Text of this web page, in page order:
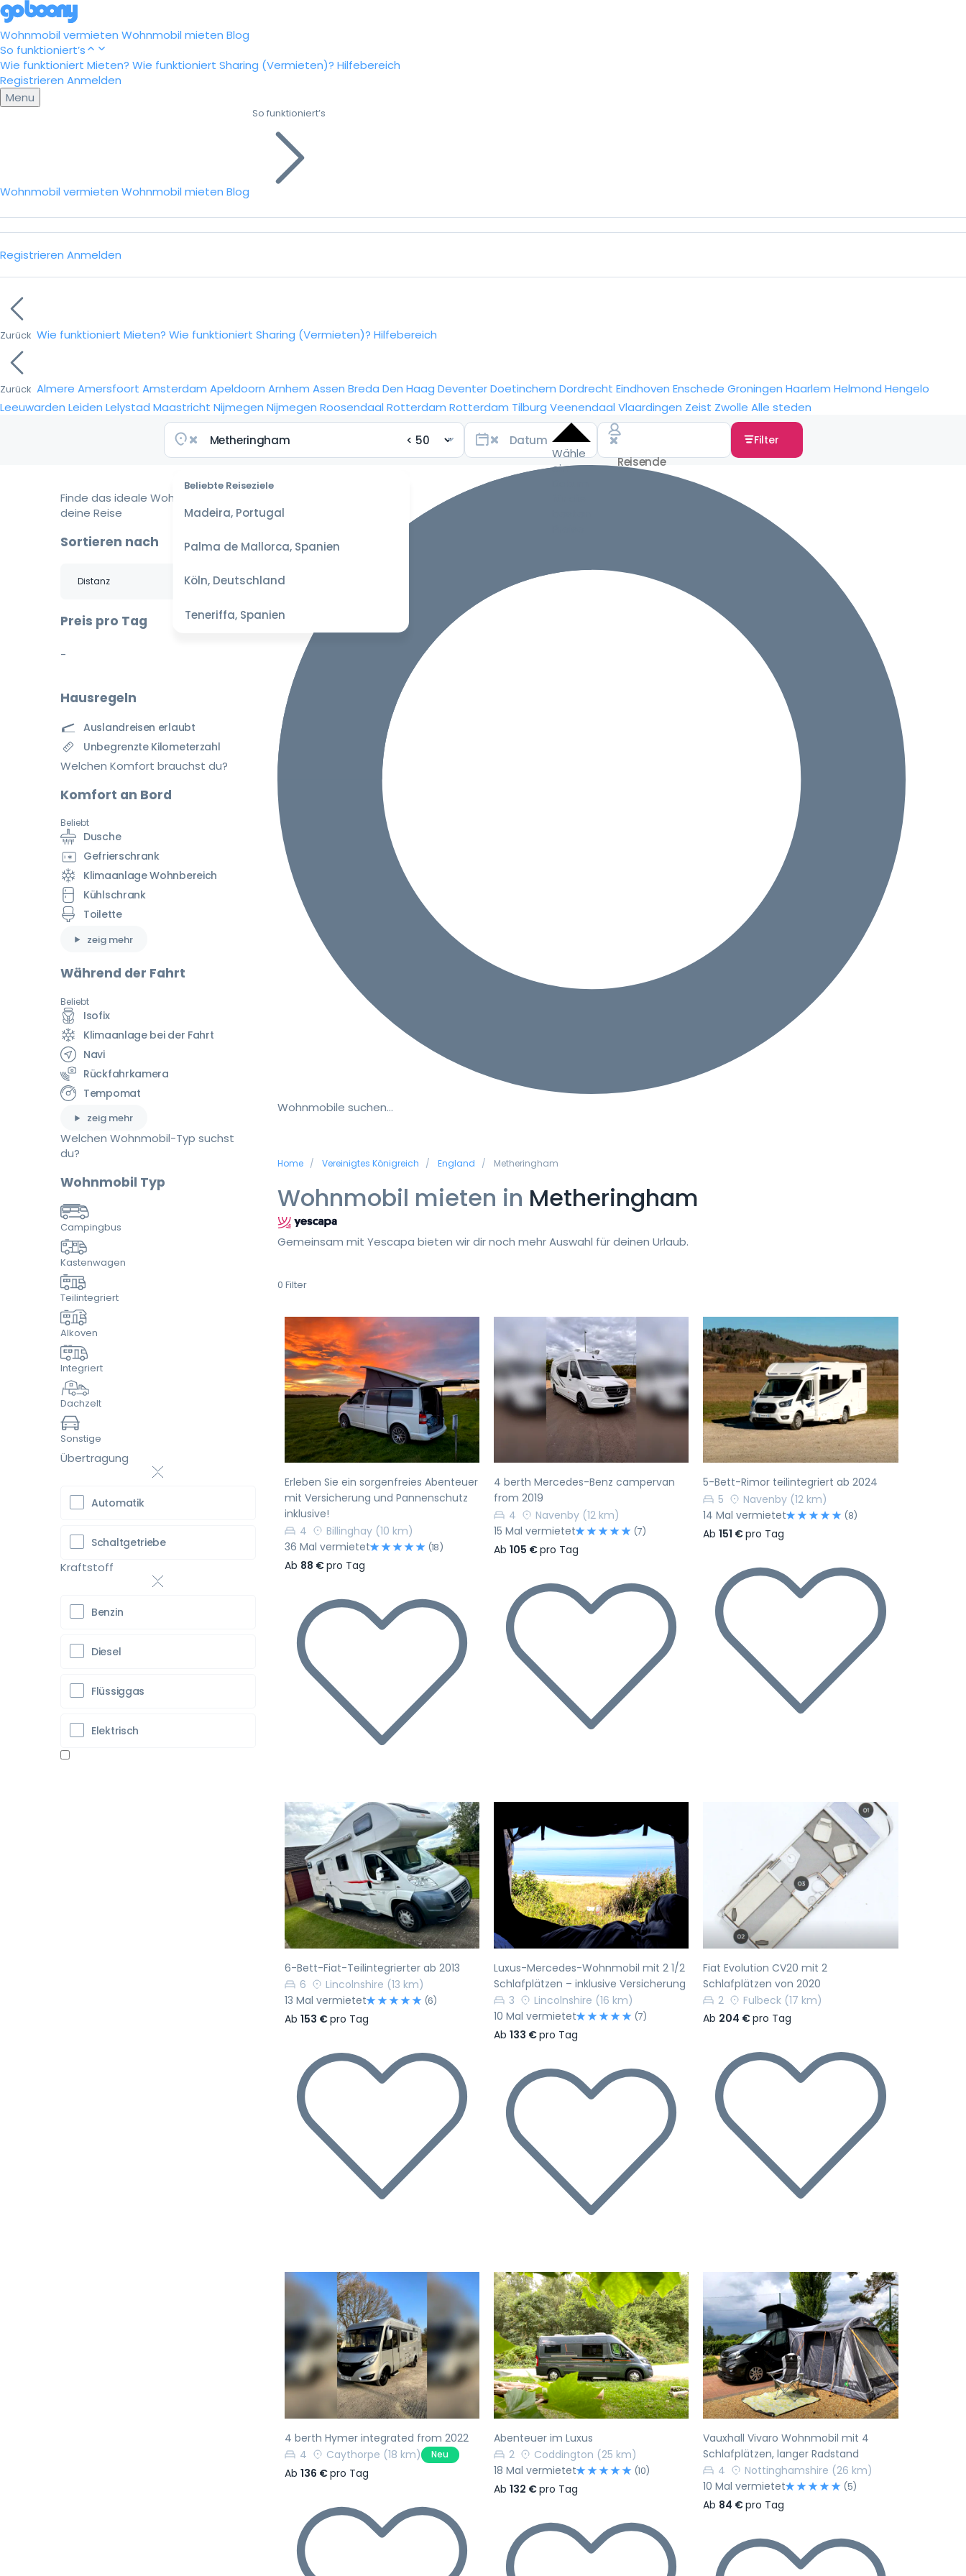
Wohnmobil vermieten Wohnmobil mieten Blog
So funktioniert’s
Wie funktioniert Mieten? Wie funktioniert Sharing (Vermieten)? Hilfebereich
Registrieren Anmelden
Menu
Wohnmobil vermieten Wohnmobil mieten Blog
So funktioniert’s
Registrieren Anmelden
Zurück Wie funktioniert Mieten? Wie funktioniert Sharing (Vermieten)? Hilfebereich
Zurück Almere Amersfoort Amsterdam Apeldoorn Arnhem Assen Breda Den Haag DeventerDoetinchem Dordrecht Eindhoven Enschede Groningen Haarlem Helmond Hengelo
Leeuwarden Leiden Lelystad Maastricht Nijmegen Nijmegen Roosendaal Rotterdam Rotterdam Tilburg Veenendaal Vlaardingen Zeist Zwolle Alle steden
Beliebte Reiseziele
Madeira, Portugal
Palma de Mallorca, Spanien
Köln, Deutschland
Teneriffa, Spanien
Wähle
ein
Filter
Wohnmobile suchen…
Home Vereinigtes Königreich England Metheringham
Wohnmobil mieten in Metheringham
Gemeinsam mit Yescapa bieten wir dir noch mehr Auswahl für deinen Urlaub.
0 Filter
Vorherige Nächste
Erleben Sie ein sorgenfreies Abenteuer
mit Versicherung und Pannenschutz
inklusive!
4
Billinghay (10 km)
36 Mal vermietet
(18)
Ab 88 €pro Tag
Vorherige Nächste
4 berth Mercedes-Benz campervan
from 2019
4
Navenby (12 km)
15 Mal vermietet
(7)
Ab 105 €pro Tag
Vorherige Nächste
5-Bett-Rimor teilintegriert ab 2024
5
Navenby (12 km)
14 Mal vermietet
(8)
Ab151 €pro Tag
Vorherige Nächste
6-Bett-Fiat-Teilintegrierter ab 2013
6
Lincolnshire (13 km)
13 Mal vermietet
(6)
Ab 153 €pro Tag
Vorherige Nächste
Luxus-Mercedes-Wohnmobil mit 2 1/2
Schlafplätzen – inklusive Versicherung
3
Lincolnshire (16 km)
10 Mal vermietet
(7)
Ab 133 €pro Tag
Vorherige
Fiat Evolution CV20 mit 2
Schlafplätzen von 2020
2
Fulbeck (17 km)
Ab 204 €pro Tag
Vorherige Nächste
4 berth Hymer integrated from 2022
4
Caythorpe (18 km) Neu
Ab 136 €pro Tag
Vorherige Nächste
Abenteuer im Luxus
2
Coddington (25 km)
18 Mal vermietet
(10)
Ab 132 €pro Tag
Vorherige Nächste
Vauxhall Vivaro Wohnmobil mit 4
Schlafplätzen, langer Radstand
4
Nottinghamshire (26 km)
10 Mal vermietet
(5)
Ab 84 €pro Tag
Finde das ideale Wohnmobil für
deine Reise
Sortieren nach
Preis pro Tag
-
Hausregeln
Auslandreisen erlaubt
Unbegrenzte Kilometerzahl
Welchen Komfort brauchst du?
Komfort an Bord
Beliebt
Dusche
Gefrierschrank
Klimaanlage Wohnbereich
Kühlschrank
Toilette
zeig mehr
Während der Fahrt
Beliebt
Isofix
Klimaanlage bei der Fahrt
Navi
Rückfahrkamera
Tempomat
zeig mehr
Welchen Wohnmobil-Typ suchst
du?
Wohnmobil Typ
Campingbus
Kastenwagen
Teilintegriert
Alkoven
Integriert
Dachzelt
Sonstige
Übertragung
Automatik
Schaltgetriebe
Kraftstoff
Benzin
Diesel
Flüssiggas
Elektrisch